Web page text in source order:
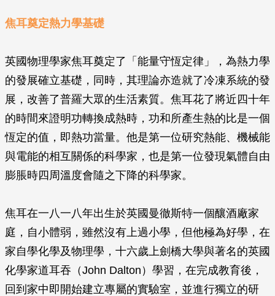
焦耳奠定熱力學基礎
英國物理學家焦耳奠定了「能量守恆定律」，為熱力學
的發展確立基礎，同時，其理論亦造就了冷凍系統的發
展，改善了普羅大眾的生活素質。焦耳花了將近四十年
的時間來證明功轉換成熱時，功和所產生熱的比是一個
恆定的值，即熱功當量。他是第一位研究熱能、機械能
與電能的相互關係的科學家，也是第一位發現氣體自由
膨脹時四周溫度會隨之下降的科學家。
焦耳在一八一八年出生於英國曼徹斯特一個釀酒廠家
庭，自小體弱，雖然沒有上過小學，但他極為好學，在
家自學化學及物理學，十六歲上劍橋大學與著名的英國
化學家道耳吞（John Dalton）學習，在完成教育後，
回到家中即開始建立專屬的實驗室，並進行獨立的研